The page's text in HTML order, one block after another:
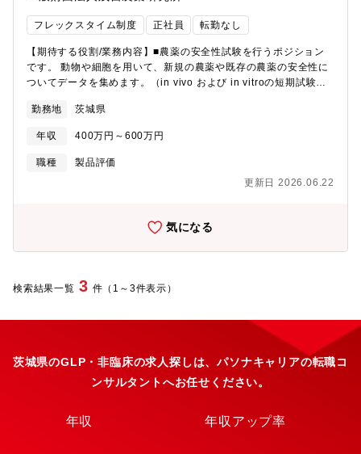
フレックスタイム制度 正社員 転勤なし
【期待する役割/業務内容】■農薬の安全性試験を行うポジション
です。 動物や細胞を用いて、新規の農薬や既存の農薬の安全性に
ついてデータを集めます。（in vivo および in vitroの短期試験業
価するための広範囲な分野の安全性評価試験を実施しており社会
的貢献度が高く安定したお仕事です。 日本での農薬登録制度を支
えてきた部署です。民間の農薬試験機関の中ではトップの位置付
けであり、確かな実績があります。【社会への貢献度が高さと働
羅した国内唯一の研究機関であり農薬業界ではかなりの知名度が
あり、研究職として働きやすい環境で業務に集中できます。【配
勤務地 茨城県
年収 400万円～600万円
職種
製品評価
更新日 2026.06.22
気になる
検索結果一覧 3 件（1～3件表示）
茨城県のGLP・非臨床の求人探しは、パソナキャリアの転職コ
ンサルタントへお任せください。
年収 年収アップ率